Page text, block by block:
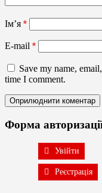
Ім’я *
E-mail *
Save my name,
time I comment.
Форма
Увійти
Реєстрація